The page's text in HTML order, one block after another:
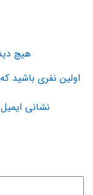
هیچ
اولین نفری باشید
نشانی